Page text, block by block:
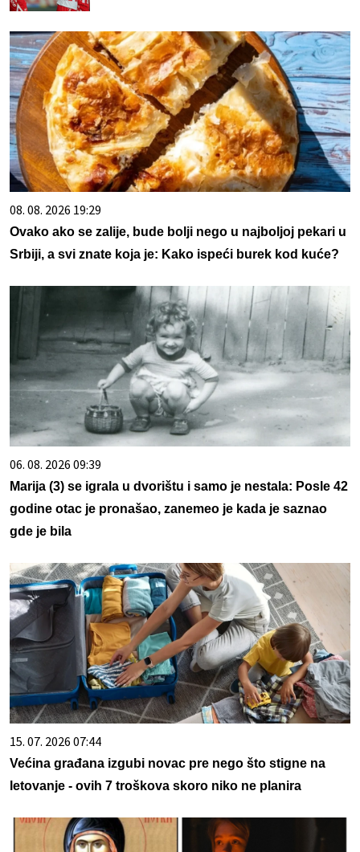
08. 08. 2026 19:29
Ovako ako se zalije, bude bolji nego u najboljoj pekari u
Srbiji, a svi znate koja je: Kako ispeći burek kod kuće?
06. 08. 2026 09:39
Marija (3) se igrala u dvorištu i samo je nestala: Posle 42
godine otac je pronašao, zanemeo je kada je saznao
gde je bila
15. 07. 2026 07:44
Većina građana izgubi novac pre nego što stigne na
letovanje - ovih 7 troškova skoro niko ne planira